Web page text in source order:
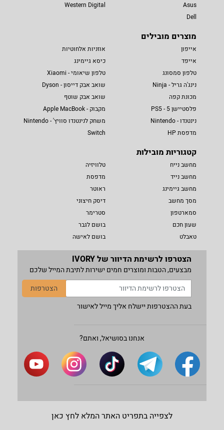
Asus
Dell
Western Digital
מוצרים מובילים
אייפון
אייפד
טלפון סמסונג
נינג'ה גריל - Ninja
מכונת קפה
פלסטיישן 5 - PS5
נינטנדו - Nintendo
מדפסת HP
אוזניות אלחוטיות
כיסא גיימינג
טלפון שיאומי - Xiaomi
שואב אבק דייסון - Dyson
שואב אבק שוטף
מקבוק - Apple MacBook
משחק לנינטנדו סוויץ' - Nintendo
Switch
קטגוריות מובילות
מחשב נייח
מחשב נייד
מחשב גיימינג
מסך מחשב
סמארטפון
שעון חכם
טאבלט
טלוויזיה
מדפסת
ראוטר
דיסק חיצוני
סטרימר
בושם לגבר
בושם לאישה
הצטרפו לרשימת הדיוור של IVORY
מבצעים, הטבות ומוצרים חמים ישירות לתיבת המייל שלכם
הצטרפות
בעת ההצטרפות יישלח אליך מייל לאישור
אנחנו בסושיאל, ואתם?
לצפייה בתפריט האתר המלא לחץ כאן